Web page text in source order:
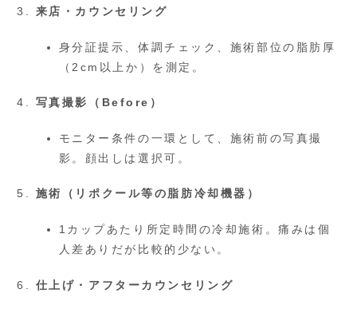
来店・カウンセリング
身分証提示、体調チェック、施術部位の脂肪厚
（2cm以上か）を測定。
写真撮影（Before）
モニター条件の一環として、施術前の写真撮
影。顔出しは選択可。
施術（リポクール等の脂肪冷却機器）
1カップあたり所定時間の冷却施術。痛みは個
人差ありだが比較的少ない。
仕上げ・アフターカウンセリング